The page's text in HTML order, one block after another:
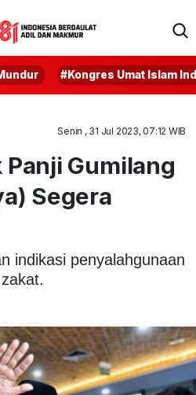
#Kongres Umat Islam
Senin , 31 Jul 2023, 07:12 WIB
Gumilang
Segera
indikasi penyalahgunaan